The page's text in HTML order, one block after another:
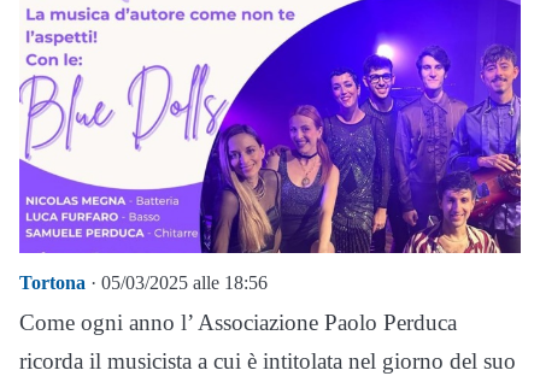
Tortona · 05/03/2025 alle 18:56
Come ogni anno l’ Associazione Paolo Perduca
ricorda il musicista a cui è intitolata nel giorno del suo